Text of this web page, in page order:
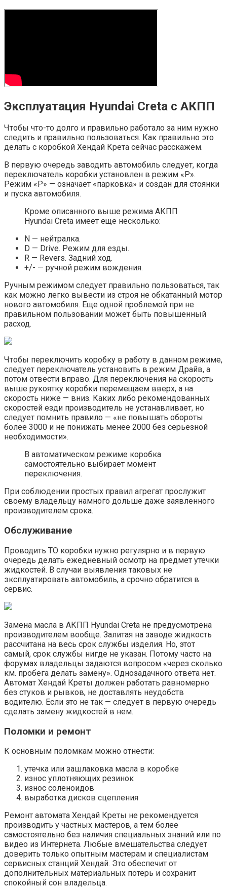
Эксплуатация Hyundai Creta с АКПП
Чтобы что-то долго и правильно работало за ним нужно
следить и правильно пользоваться. Как правильно это
делать с коробкой Хендай Крета сейчас расскажем.
В первую очередь заводить автомобиль следует, когда
переключатель коробки установлен в режим «P».
Режим «P» — означает «парковка» и создан для стоянки
и пуска автомобиля.
Кроме описанного выше режима АКПП
Hyundai Creta имеет еще несколько:
N — нейтралка.
D — Drive. Режим для езды.
R — Revers. Задний ход.
+/- — ручной режим вождения.
Ручным режимом следует правильно пользоваться, так
как можно легко вывести из строя не обкатанный мотор
нового автомобиля. Еще одной проблемой при не
правильном пользовании может быть повышенный
расход.
Чтобы переключить коробку в работу в данном режиме,
следует переключатель установить в режим Драйв, а
потом отвести вправо. Для переключения на скорость
выше рукоятку коробки перемещаем вверх, а на
скорость ниже — вниз. Каких либо рекомендованных
скоростей езди производитель не устанавливает, но
следует помнить правило — «не повышать обороты
более 3000 и не понижать менее 2000 без серьезной
необходимости».
В автоматическом режиме коробка
самостоятельно выбирает момент
переключения.
При соблюдении простых правил агрегат прослужит
своему владельцу намного дольше даже заявленного
производителем срока.
Обслуживание
Проводить ТО коробки нужно регулярно и в первую
очередь делать ежедневный осмотр на предмет утечки
жидкостей. В случаи выявления таковых не
эксплуатировать автомобиль, а срочно обратится в
сервис.
Замена масла в АКПП Hyundai Creta не предусмотрена
производителем вообще. Залитая на заводе жидкость
рассчитана на весь срок службы изделия. Но, этот
самый, срок службы нигде не указан. Потому часто на
форумах владельцы задаются вопросом «через сколько
км. пробега делать замену». Однозадачного ответа нет.
Автомат Хендай Креты должен работать равномерно
без стуков и рывков, не доставлять неудобств
водителю. Если это не так — следует в первую очередь
сделать замену жидкостей в нем.
Поломки и ремонт
К основным поломкам можно отнести:
утечка или зашлаковка масла в коробке
износ уплотняющих резинок
износ соленоидов
выработка дисков сцепления
Ремонт автомата Хендай Креты не рекомендуется
производить у частных мастеров, а тем более
самостоятельно без наличия специальных знаний или по
видео из Интернета. Любые вмешательства следует
доверить только опытным мастерам и специалистам
сервисных станций Хендай. Это обеспечит от
дополнительных материальных потерь и сохранит
спокойный сон владельца.